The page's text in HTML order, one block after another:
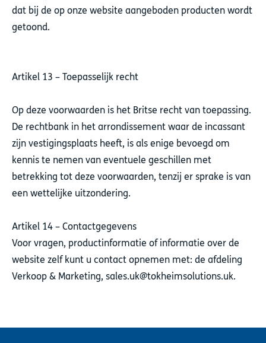
dat bij de op onze website aangeboden producten wordt
getoond.
Artikel 13 – Toepasselijk recht
Op deze voorwaarden is het Britse recht van toepassing.
De rechtbank in het arrondissement waar de incassant
zijn vestigingsplaats heeft, is als enige bevoegd om
kennis te nemen van eventuele geschillen met
betrekking tot deze voorwaarden, tenzij er sprake is van
een wettelijke uitzondering.
Artikel 14 – Contactgegevens
Voor vragen, productinformatie of informatie over de
website zelf kunt u contact opnemen met: de afdeling
Verkoop & Marketing, sales.uk@tokheimsolutions.uk.